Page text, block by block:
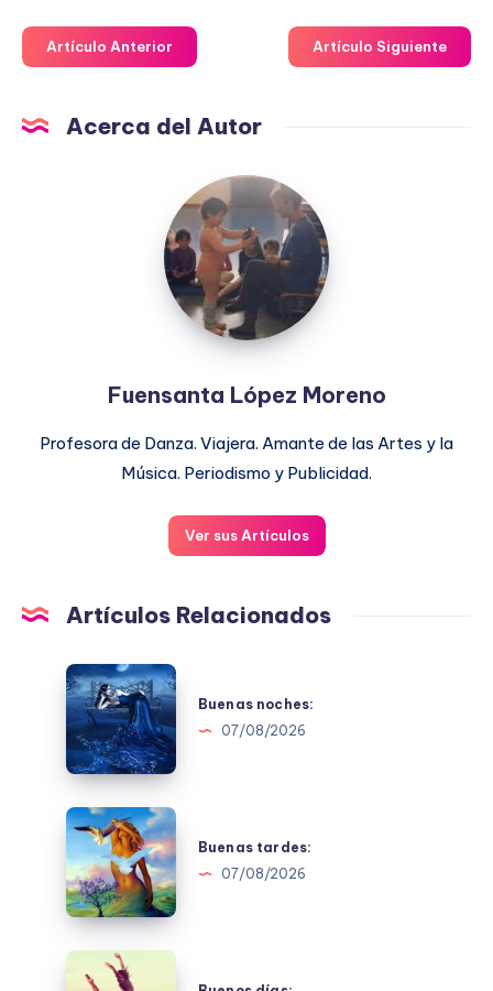
Artículo Anterior Artículo Siguiente
Acerca del Autor
Fuensanta
López
Moreno
Fuensanta López Moreno
Profesora de Danza. Viajera. Amante de las Artes y la
Música. Periodismo y Publicidad.
Ver sus Artículos
Artículos Relacionados
Buenas
noches:
Buenas noches:
07/08/2026
Buenas
tardes:
Buenas tardes:
07/08/2026
Buenos